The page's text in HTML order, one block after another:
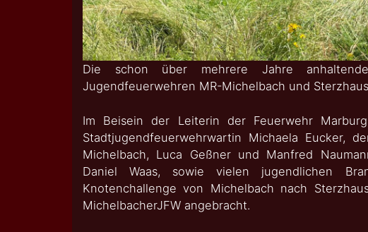
Die schon über mehrere Jahre
Jugendfeuerwehren MR-Michelbach und
Im Beisein der Leiterin der Feuerwehr
Stadtjugendfeuerwehrwartin Michaela Eucker,
Michelbach, Luca Geßner und Manfred
Daniel Waas, sowie vielen jugendlichen
Knotenchallenge von Michelbach nach
MichelbacherJFW angebracht.